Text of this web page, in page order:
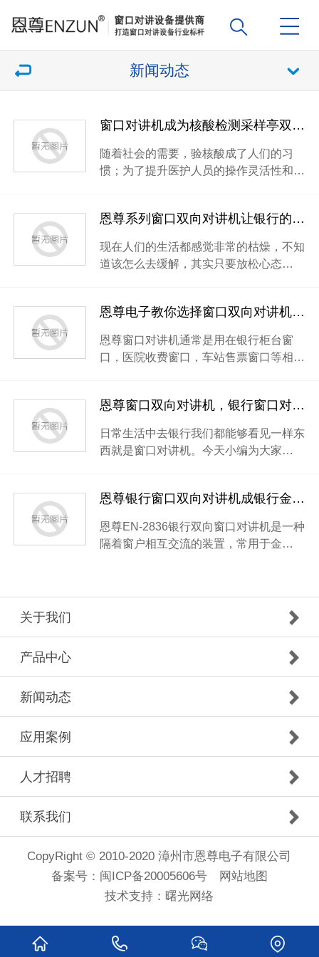
新闻动态
窗口对讲机成为核酸检测采样亭双向沟通交流工具
随着社会的需要，验核酸成了人们的习
惯；为了提升医护人员的操作灵活性和…
恩尊系列窗口双向对讲机让银行的金融服务更上一层楼
现在人们的生活都感觉非常的枯燥，不知
道该怎么去缓解，其实只要放松心态…
恩尊电子教你选择窗口双向对讲机扩音机？
恩尊窗口对讲机通常是用在银行柜台窗
口，医院收费窗口，车站售票窗口等相…
恩尊窗口双向对讲机，银行窗口对讲的好帮手
日常生活中去银行我们都能够看见一样东
西就是窗口对讲机。今天小编为大家…
恩尊银行窗口双向对讲机成银行金融领域的大宠儿
恩尊EN-2836银行双向窗口对讲机是一种
隔着窗户相互交流的装置，常用于金…
关于我们
产品中心
新闻动态
应用案例
人才招聘
联系我们
CopyRight © 2010-2020 漳州市恩尊电子有限公司
备案号： 闽ICP备20005606号
网站地图
技术支持： 曙光网络